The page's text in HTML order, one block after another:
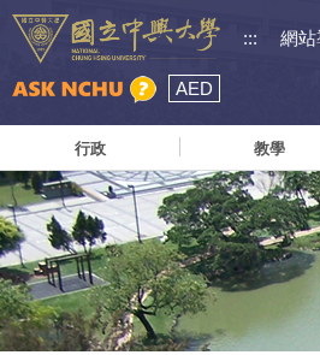
::: 網站
AED
行政 教學